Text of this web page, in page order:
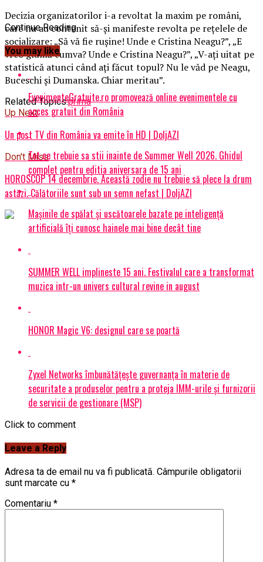
Decizia organizatorilor i-a revoltat la maxim pe români,
care nu au contenit să-şi manifeste revolta pe reţelele de
socializare: „Să vă fie ruşine! Unde e Cristina Neagu?”, „E
vreo glumă cumva? Unde e Cristina Neagu?”, „V-aţi uitat pe
statistică atunci când aţi făcut topul? Nu le văd pe Neagu,
Buceschi şi Dumanska. Chiar meritau”.
Related Topics:prima
Up Next
Un post TV din România va emite în HD | DoljAZI
Don't Miss
HOROSCOP 14 decembrie. Această zodie nu trebuie să plece la drum
astăzi. Călătoriile sunt sub un semn nefast | DoljAZI
Continue Reading
You may like
EvenimenteGratuite.ro promovează online evenimentele cu
acces gratuit din România
Tot ce trebuie sa stii inainte de Summer Well 2026. Ghidul
complet pentru editia aniversara de 15 ani
Mașinile de spălat și uscătoarele bazate pe inteligență
artificială îți cunosc hainele mai bine decât tine
SUMMER WELL implineste 15 ani. Festivalul care a transformat
muzica intr-un univers cultural revine in august
HONOR Magic V6: designul care se poartă
Zyxel Networks îmbunătățește guvernanța în materie de
securitate a produselor pentru a proteja IMM-urile și furnizorii
de servicii de gestionare (MSP)
Click to comment
Leave a Reply
Adresa ta de email nu va fi publicată. Câmpurile obligatorii
sunt marcate cu *
Comentariu *